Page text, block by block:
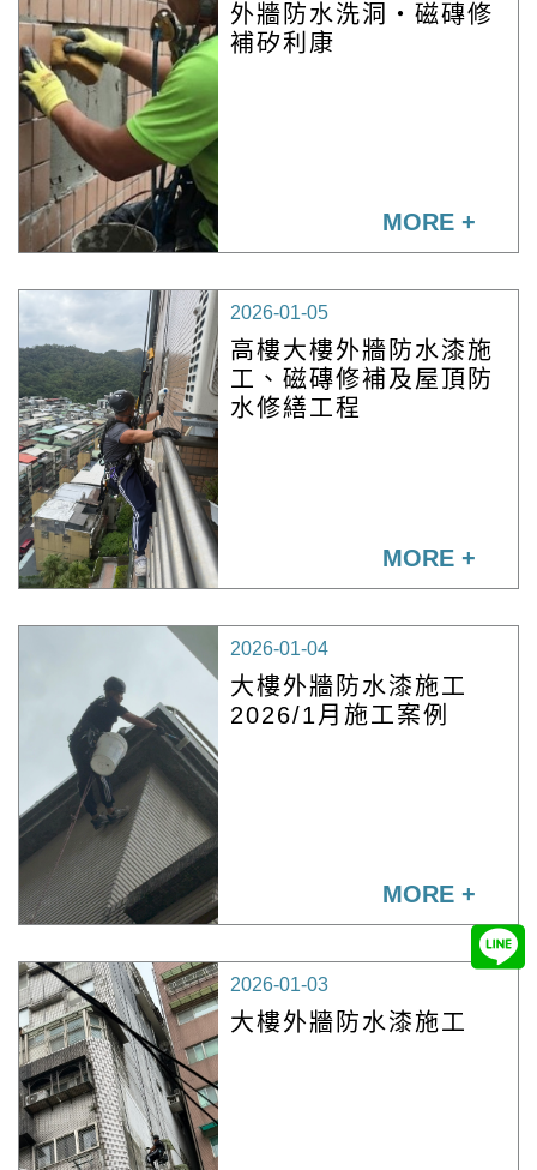
外牆防水洗洞・磁磚修
補矽利康
MORE +
2026-01-05
高樓大樓外牆防水漆施
工、磁磚修補及屋頂防
水修繕工程
MORE +
2026-01-04
大樓外牆防水漆施工
2026/1月施工案例
MORE +
2026-01-03
大樓外牆防水漆施工